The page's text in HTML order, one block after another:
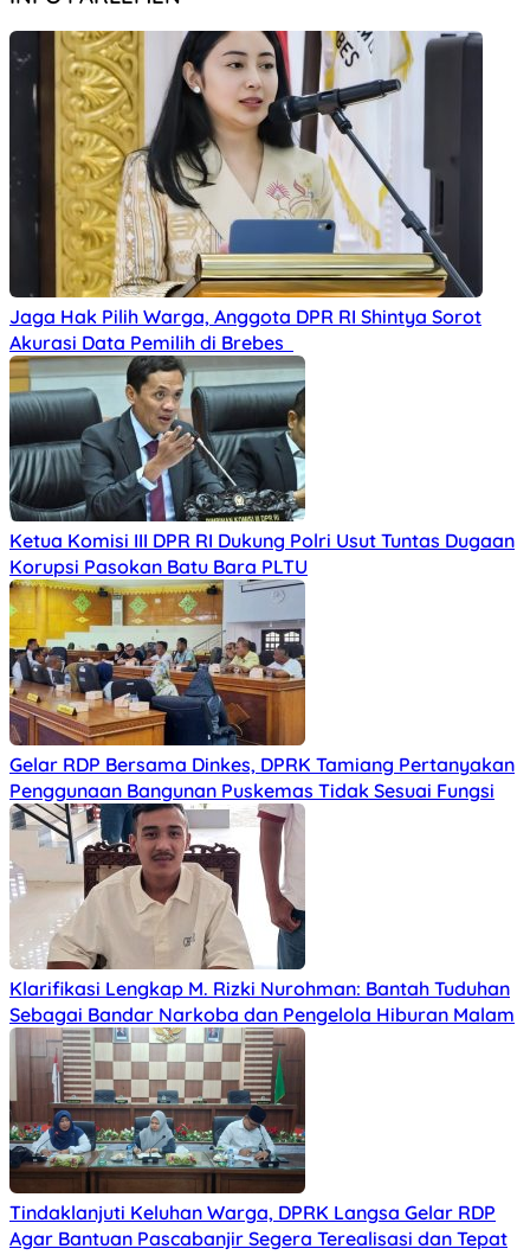
Jaga Hak Pilih Warga, Anggota DPR RI Shintya Sorot
Akurasi Data Pemilih di Brebes
Ketua Komisi III DPR RI Dukung Polri Usut Tuntas Dugaan
Korupsi Pasokan Batu Bara PLTU
Gelar RDP Bersama Dinkes, DPRK Tamiang Pertanyakan
Penggunaan Bangunan Puskemas Tidak Sesuai Fungsi
Klarifikasi Lengkap M. Rizki Nurohman: Bantah Tuduhan
Sebagai Bandar Narkoba dan Pengelola Hiburan Malam
Tindaklanjuti Keluhan Warga, DPRK Langsa Gelar RDP
Agar Bantuan Pascabanjir Segera Terealisasi dan Tepat